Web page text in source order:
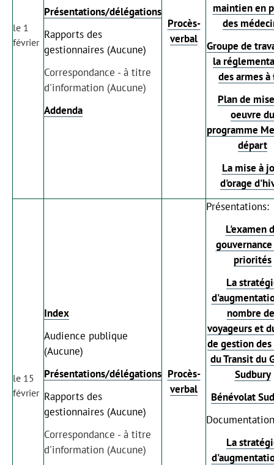
le 1
février
Présentations/délégations
Rapports des
gestionnaires (Aucune)
Correspondance - à titre
d'information (Aucune)
Addenda
Procès-
verbal
maintien en
des
Groupe de
la
des armes à
Plan de
oeuvre du
programme
départ
La mise à
d'orage
le 15
février
Index
Audience publique
(Aucune)
Présentations/délégations
Rapports des
gestionnaires (Aucune)
Correspondance - à titre
d'information (Aucune)
Procès-
verbal
Présentations:
L'examen
gouvernance
priorités
La
nombre
voyageurs et
de gestion
du Transit du
Sudbury
Bénévolat
La